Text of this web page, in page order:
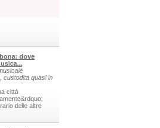
dove
custodita quasi in
città
delle altre